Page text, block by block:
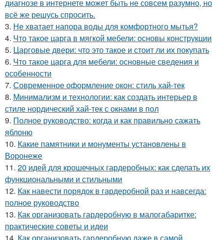
диагнозе в интернете может быть не совсем разумно, но
всё же решусь спросить.
3. Не хватает напора воды для комфортного мытья?
4. Что такое царга в мягкой мебели: основы конструкции
5. Царговые двери: что это такое и стоит ли их покупать
6. Что такое царга для мебели: основные сведения и
особенности
7. Современное оформление окон: стиль хай-тек
8. Минимализм и технологии: как создать интерьер в
стиле нордический хай-тек с окнами в пол
9. Полное руководство: когда и как правильно сажать
яблоню
10. Какие памятники и монументы установлены в
Воронеже
11. 20 идей для крошечных гардеробных: как сделать их
функциональными и стильными
12. Как навести порядок в гардеробной раз и навсегда:
полное руководство
13. Как организовать гардеробную в малогабаритке:
практические советы и идеи